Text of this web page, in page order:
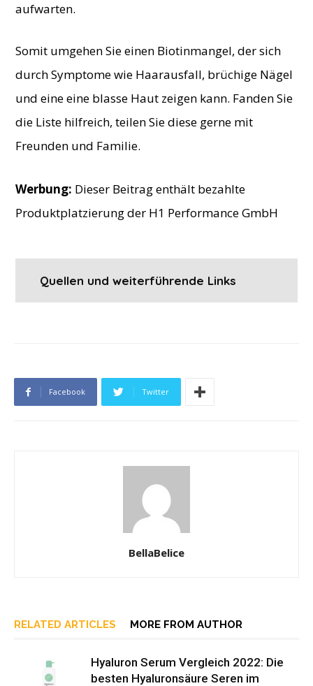
aufwarten.
Somit umgehen Sie einen Biotinmangel, der sich
durch Symptome wie Haarausfall, brüchige Nägel
und eine eine blasse Haut zeigen kann. Fanden Sie
die Liste hilfreich, teilen Sie diese gerne mit
Freunden und Familie.
Werbung: Dieser Beitrag enthält bezahlte
Produktplatzierung der H1 Performance GmbH
​Quellen und weiterführende Links
Facebook Twitter
BellaBelice
RELATED ARTICLES MORE FROM AUTHOR
Hyaluron Serum Vergleich 2022: Die
besten Hyaluronsäure Seren im